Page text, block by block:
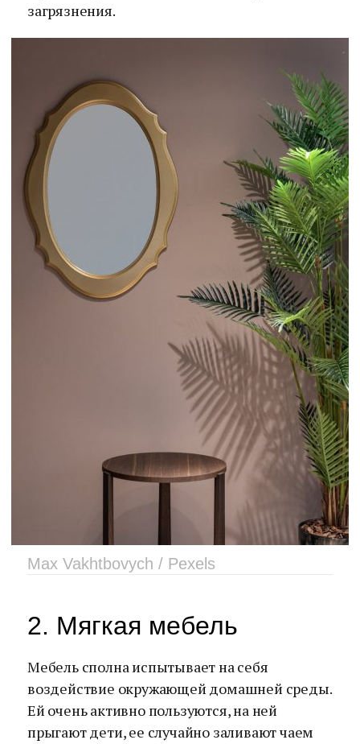
загрязнения.
Max Vakhtbovych / Pexels
2. Мягкая мебель
Мебель сполна испытывает на себя
воздействие окружающей домашней среды.
Ей очень активно пользуются, на ней
прыгают дети, ее случайно заливают чаем